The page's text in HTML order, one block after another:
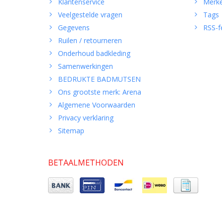
Veelgestelde vragen
Gegevens
Ruilen / retourneren
Onderhoud badkleding
Samenwerkingen
BEDRUKTE BADMUTSEN
Ons grootste merk: Arena
Algemene Voorwaarden
Privacy verklaring
Sitemap
Tags
RSS-
BETAALMETHODEN